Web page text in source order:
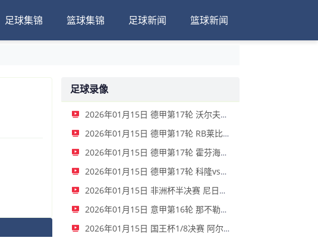
足球集锦 篮球集锦 足球新闻 篮球新闻
足球录像
2026年01月15日 德甲第17轮 沃尔夫斯堡vs圣保利 全场录像
2026年01月15日 德甲第17轮 RB莱比锡vs弗赖堡 全场录像
2026年01月15日 德甲第17轮 霍芬海姆vs门兴 全场录像
2026年01月15日 德甲第17轮 科隆vs拜仁慕尼黑 全场录像
2026年01月15日 非洲杯半决赛 尼日利亚vs摩洛哥 全场录像
2026年01月15日 意甲第16轮 那不勒斯vs帕尔马 全场录像
2026年01月15日 国王杯1/8决赛 阿尔瓦塞特vs皇家马德里 全场录像